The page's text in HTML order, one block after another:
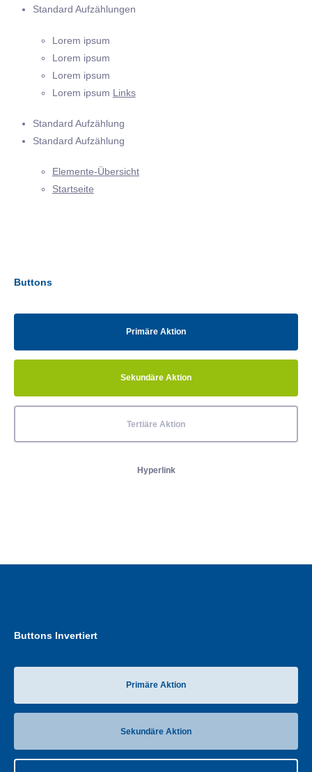
Standard Aufzählungen
Lorem ipsum
Lorem ipsum
Lorem ipsum
Lorem ipsum Links
Standard Aufzählung
Standard Aufzählung
Elemente-Übersicht
Startseite
Buttons
Primäre Aktion
Sekundäre Aktion
Tertiäre Aktion
Hyperlink
Buttons Invertiert
Primäre Aktion
Sekundäre Aktion